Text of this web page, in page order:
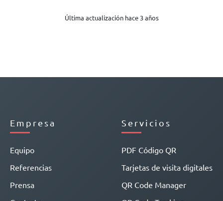
Última actualización hace 3 años
Empresa
Equipo
Referencias
Prensa
Servicios
PDF Código QR
Tarjetas de visita digitales
QR Code Manager